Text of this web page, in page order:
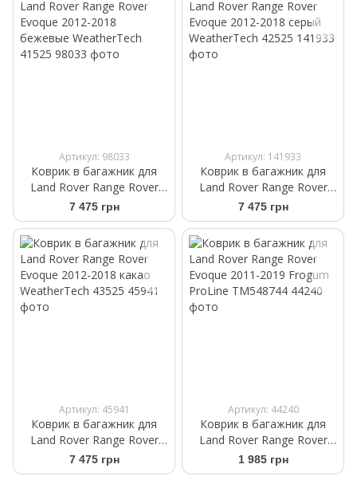
Артикул: 98033
Коврик в багажник для
Land Rover Range Rover
Evoque 2012-2018
бежевые WeatherTech
41525
7 475 грн
Артикул: 141933
Коврик в багажник для
Land Rover Range Rover
Evoque 2012-2018 серый
WeatherTech 42525
7 475 грн
Артикул: 45941
Коврик в багажник для
Land Rover Range Rover
Evoque 2012-2018 какао
WeatherTech 43525
7 475 грн
Артикул: 44240
Коврик в багажник для
Land Rover Range Rover
Evoque 2011-2019 Frogum
ProLine TM548744
1 985 грн